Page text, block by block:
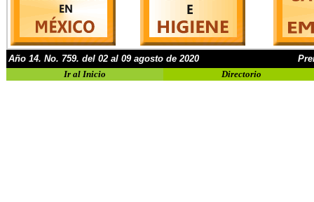
Año 14. No. 759. del 02al 09 agosto de 2020
Ir al Inicio
Directorio